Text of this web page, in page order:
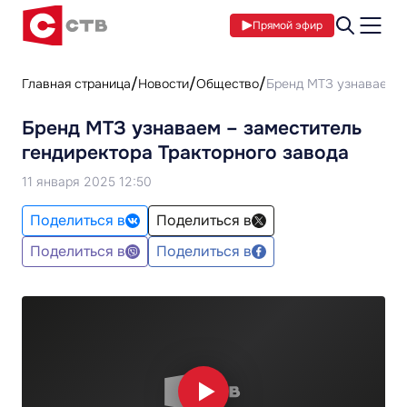
Прямой эфир
Главная страница Новости Общество Бренд МТЗ узнаваем –
Бренд МТЗ узнаваем – заместитель
гендиректора Тракторного завода
11 января 2025 12:50
Поделиться в
Поделиться в
Поделиться в
Поделиться в